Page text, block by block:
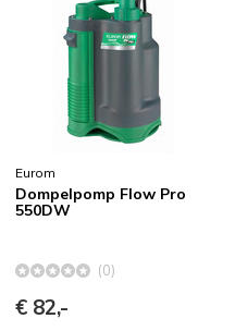
Eurom
Dompelpomp Flow Pro
550DW
(0)
€ 82,-